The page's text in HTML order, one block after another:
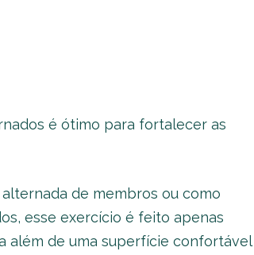
é ótimo para fortalecer as
de membros ou como
esse exercício é feito apenas
além de uma superfície confortável